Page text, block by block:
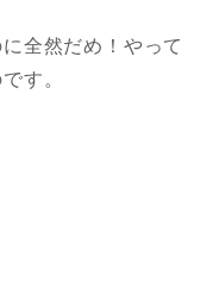
全然だめ！やって
す。